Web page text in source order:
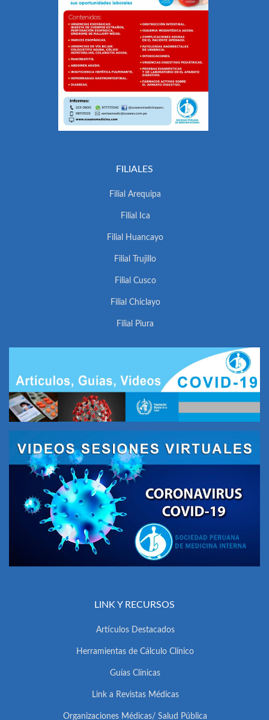
FILIALES
Filial Arequipa
Filial Ica
Filial Huancayo
Filial Trujillo
Filial Cusco
Filial Chiclayo
Filial Piura
LINK Y RECURSOS
Artículos Destacados
Herramientas de Cálculo Clínico
Guías Clínicas
Link a Revistas Médicas
Organizaciones Médicas/ Salud Pública